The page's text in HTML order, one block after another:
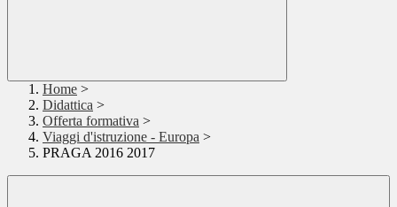
Home >
Didattica >
Offerta formativa >
Viaggi d'istruzione - Europa >
PRAGA 2016 2017